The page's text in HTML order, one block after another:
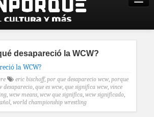
desapareció la WCW?
eric bischoff, por que desaparecio wcw, porque
desaparecio, que es wcw, que significa wcw, vince
, wcw means, wcw que significa, wcw significado,
, world championship wrestling